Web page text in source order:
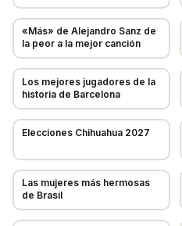
🔍
Tu sugerencia será
NOMBRE *
DESCRIPCIÓN (OPCIONAL)
URL DE IMAGEN
«Más» de Alejandro Sanz de
la peor a la mejor canción
Los mejores jugadores de la
historia de Barcelona
Elecciones Chihuahua 2027
Las mujeres más hermosas
de Brasil